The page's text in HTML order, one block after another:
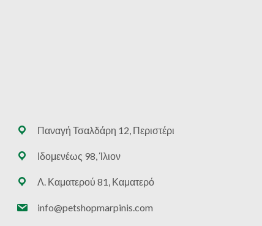
Παναγή Τσαλδάρη 12, Περιστέρι
Ιδομενέως 98, Ίλιον
Λ. Καματερού 81, Καματερό
info@petshopmarpinis.com